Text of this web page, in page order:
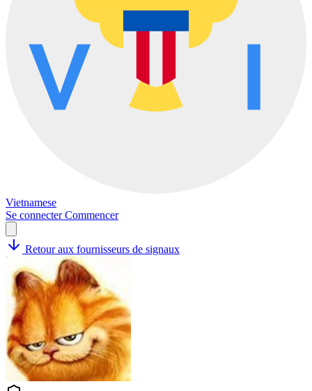
Vietnamese
Se connecterCommencer
Retour aux fournisseurs de signaux